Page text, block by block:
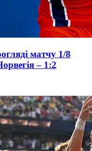
матчу 1/8
– 1:2